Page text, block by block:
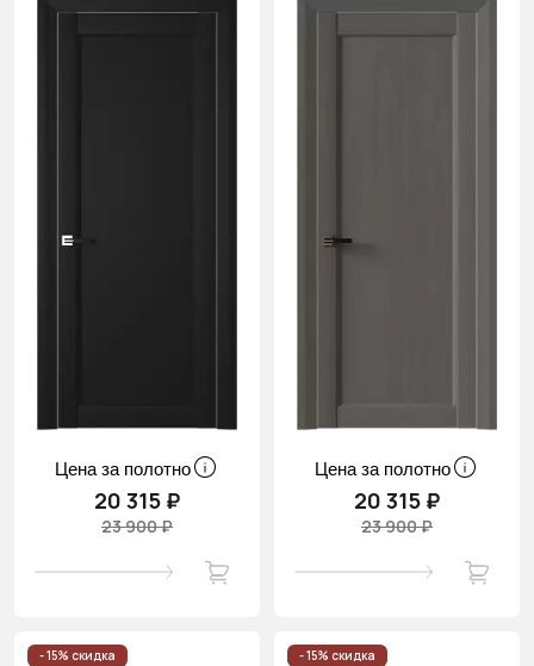
Цена за полотно
20 315 ₽
23 900 ₽
Цена за полотно
20 315 ₽
23 900 ₽
- 15% скидка - 15% скидка